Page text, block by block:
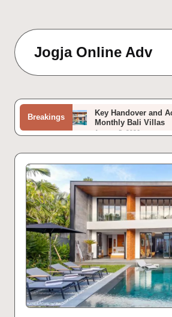
Jogja Online Adv
Connection
Agency
Breakings
Key Handover and
Monthly Bali Villas
January 5, 2026
Confident Steps to
November 29, 2025
Suasana Pagi di
Jogjakarta –
November 24, 2025
Kuliah Pertanian di
Karyawan, dan Kuliah
Jogja: Semua Ada di
Buana Yogyakarta
November 19, 2025
Arboretum Bambu:
Hijau di Wisata
November 9, 2025
Event di UII
Buku